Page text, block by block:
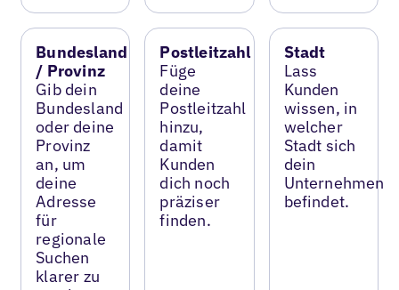
Bundesland
/ Provinz
Gib dein
Bundesland
oder deine
Provinz
an, um
deine
Adresse
für
regionale
Suchen
klarer zu
Postleitzahl
Füge
deine
Postleitzahl
hinzu,
damit
Kunden
dich noch
präziser
finden.
Stadt
Lass
Kunden
wissen, in
welcher
Stadt sich
dein
Unternehmen
befindet.